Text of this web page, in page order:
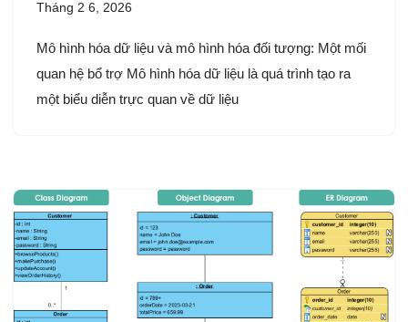
Tháng 2 6, 2026
Mô hình hóa dữ liệu và mô hình hóa đối tượng: Một mối
quan hệ bổ trợ Mô hình hóa dữ liệu là quá trình tạo ra
một biểu diễn trực quan về dữ liệu